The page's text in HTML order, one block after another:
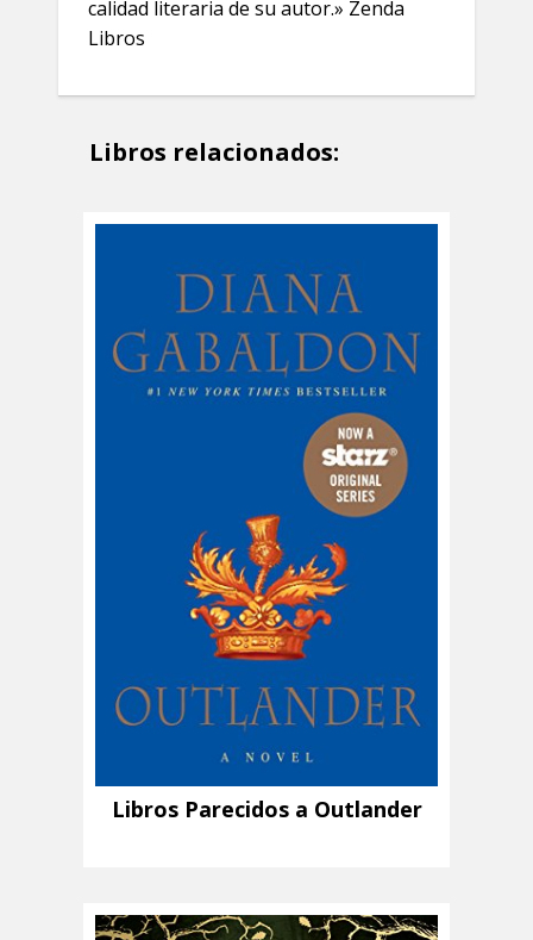
calidad literaria de su autor.» Zenda
Libros
Libros relacionados:
Libros Parecidos a Outlander